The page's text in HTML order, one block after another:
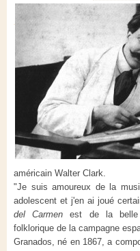
américain Walter Clark.
"Je suis amoureux de la
adolescent et j'en ai joué
del Carmen est de la belle
folklorique de la campagne
Granados, né en 1867, a